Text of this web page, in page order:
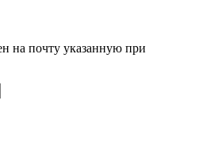
на почту указанную при